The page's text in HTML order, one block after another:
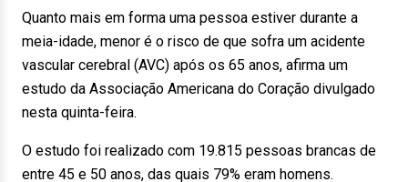
Quanto mais em forma uma pessoa estiver durante a
meia-idade, menor é o risco de que sofra um acidente
vascular cerebral (AVC) após os 65 anos, afirma um
estudo da Associação Americana do Coração divulgado
nesta quinta-feira.
O estudo foi realizado com 19.815 pessoas brancas de
entre 45 e 50 anos, das quais 79% eram homens.